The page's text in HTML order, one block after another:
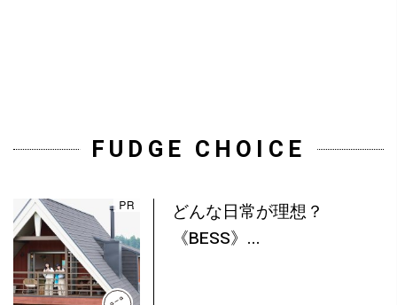
FUDGE CHOICE
どんな日常が理想？
《BESS》...